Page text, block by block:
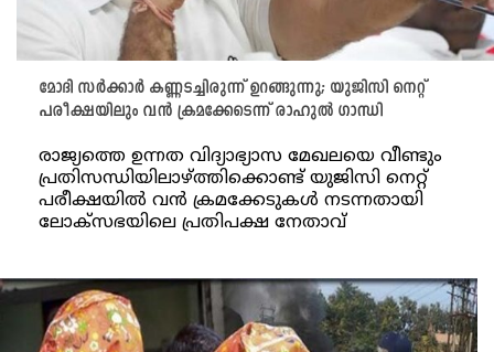
മോദി സർക്കാർ കണ്ണടച്ചിരുന്ന് ഉറങ്ങുന്നു; യുജിസി നെറ്റ്
പരീക്ഷയിലും വൻ ക്രമക്കേടെന്ന് രാഹുൽ ഗാന്ധി
രാജ്യത്തെ ഉന്നത വിദ്യാഭ്യാസ മേഖലയെ വീണ്ടും
പ്രതിസന്ധിയിലാഴ്ത്തിക്കൊണ്ട് യുജിസി നെറ്റ്
പരീക്ഷയിൽ വൻ ക്രമക്കേടുകൾ നടന്നതായി
ലോക്സഭയിലെ പ്രതിപക്ഷ നേതാവ്